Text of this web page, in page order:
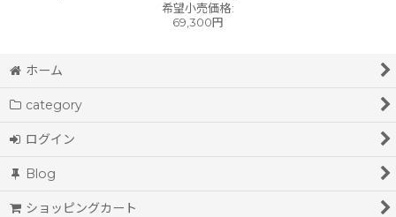
希望小売価格:
69,300円
ホーム
category
ログイン
Blog
ショッピングカート